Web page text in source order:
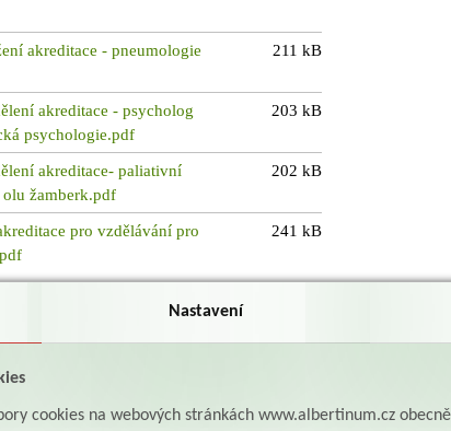
akreditace - pneumologie
211 kB
akreditace - psycholog
psychologie.pdf
203 kB
akreditace- paliativní
žamberk.pdf
202 kB
pro vzdělávání pro
241 kB
Nastavení
cookies na webových stránkách www.albertinum.cz